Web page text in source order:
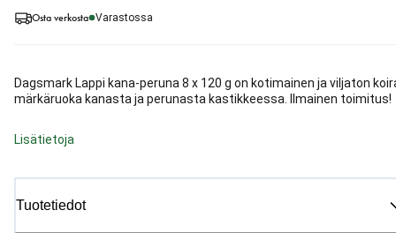
Osta verkosta Varastossa
Dagsmark Lappi kana-peruna 8 x 120 g on kotimainen ja viljaton
märkäruoka kanasta ja perunasta kastikkeessa. Ilmainen toimitus!
Lisätietoja
Tuotetiedot